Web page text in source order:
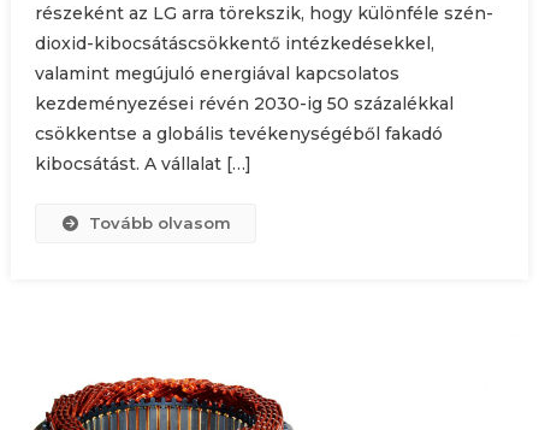
részeként az LG arra törekszik, hogy különféle szén-
dioxid-kibocsátáscsökkentő intézkedésekkel,
valamint megújuló energiával kapcsolatos
kezdeményezései révén 2030-ig 50 százalékkal
csökkentse a globális tevékenységéből fakadó
kibocsátást. A vállalat […]
Tovább olvasom